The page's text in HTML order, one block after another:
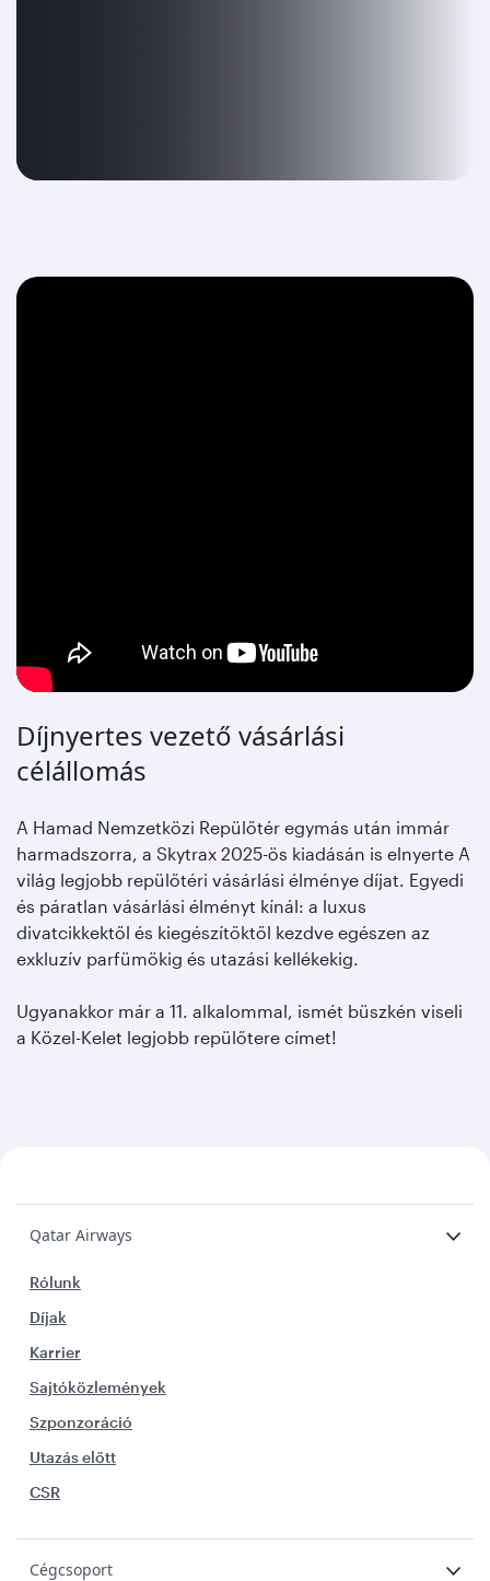
Díjnyertes vezető vásárlási
célállomás
A Hamad Nemzetközi Repülőtér egymás után immár
harmadszorra, a Skytrax 2025-ös kiadásán is elnyerte A
világ legjobb repülőtéri vásárlási élménye díjat. Egyedi
és páratlan vásárlási élményt kínál: a luxus
divatcikkektől és kiegészítőktől kezdve egészen az
exkluzív parfümökig és utazási kellékekig.
Ugyanakkor már a 11. alkalommal, ismét büszkén viseli
a Közel-Kelet legjobb repülőtere címet!
Qatar Airways
Rólunk
Díjak
Karrier
Sajtóközlemények
Szponzoráció
Utazás előtt
CSR
Cégcsoport